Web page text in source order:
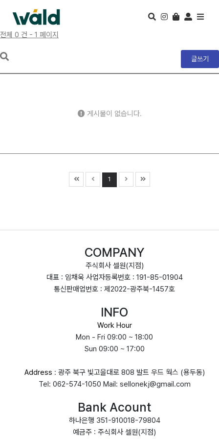
전체 0 건 - 1 페이지
글쓰기
게시물이 없습니다.
1
COMPANY
주식회사 셀원(지점)
대표 : 임채욱 사업자등록번호 : 191-85-01904
통신판매업번호 : 제2022-광주북-1457호
INFO
Work Hour
Mon - Fri 09:00 ~ 18:00
Sun 09:00 ~ 17:00
Address : 광주 북구 빛고을대로 808 발트 우드 웍스 (용두동)
Tel: 062-574-1050 Mail: sellonekj@gmail.com
Bank Acount
하나은행 351-910018-79804
예금주 : 주식회사 셀원(지점)